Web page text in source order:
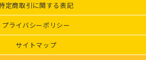
定商取引に関する表記
プライバシーポリシー
サイトマップ